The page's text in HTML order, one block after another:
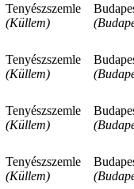
Tenyészszemle
(Küllem)
Tenyészszemle
(Küllem)
Tenyészszemle
(Küllem)
Tenyészszemle
(Küllem)